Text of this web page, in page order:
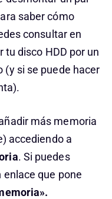
saber cómo
consultar en
disco HDD por un
(y si se puede hacer
más memoria
accediendo a
. Si puedes
que pone